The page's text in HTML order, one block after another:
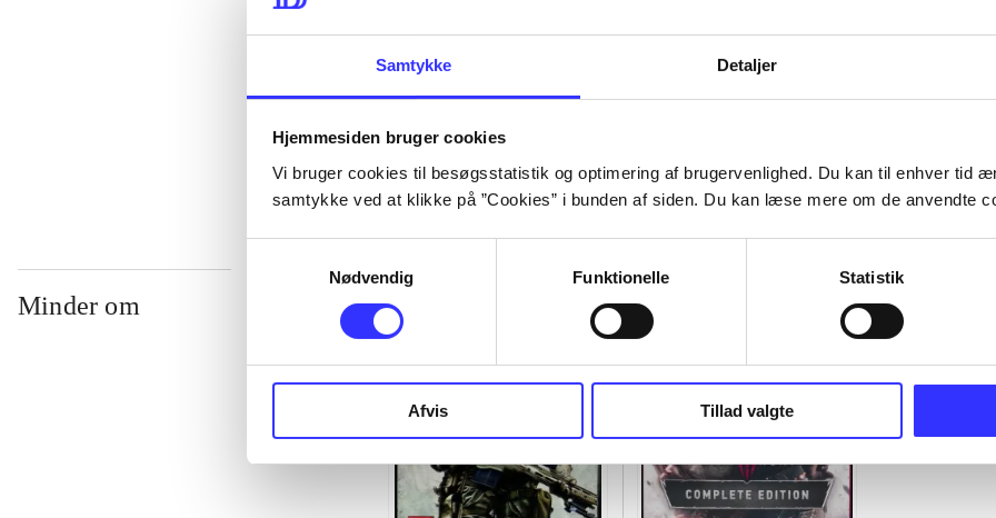
Samtykke Detaljer
Hjemmesiden bruger cookies
Vi bruger cookies til besøgsstatistik og optimering af brugervenlighed. Du kan til enhver tid
samtykke ved at klikke på ”Cookies” i bunden af siden. Du kan læse mere om de anvendte
Nødvendig
Funktionelle Statistik
Afvis Tillad valgte
...
...
Minder om